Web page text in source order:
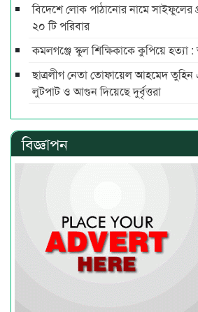
বিদেশে লোক পাঠানোর নামে সাইফুলের
২০ টি পরিবার
কমলগঞ্জে স্কুল শিক্ষিকাকে কুপিয়ে
ছাত্রলীগ নেতা তোফায়েল আহমেদ তুহিন
লুটপাট ও আগুন দিয়েছে দুর্বৃত্তরা
বিজ্ঞাপন